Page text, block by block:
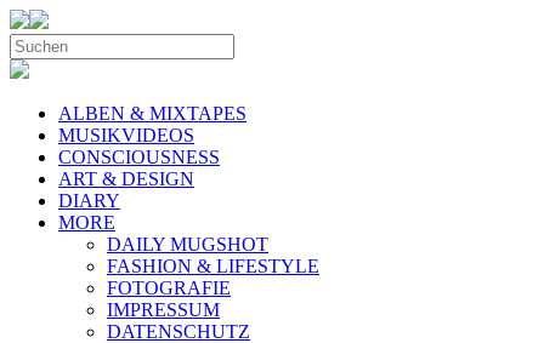
ALBEN & MIXTAPES
MUSIKVIDEOS
CONSCIOUSNESS
ART & DESIGN
DIARY
MORE
DAILY MUGSHOT
FASHION & LIFESTYLE
FOTOGRAFIE
IMPRESSUM
DATENSCHUTZ